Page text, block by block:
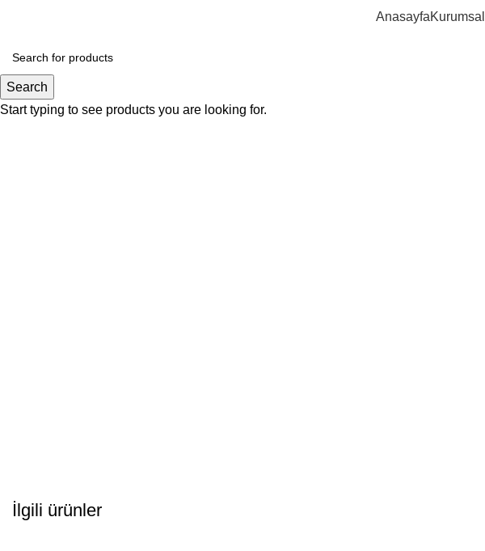
AnasayfaKurumsal
İlgili ürünler
Search
Start typing to see products you are looking for.